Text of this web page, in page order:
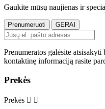
Gaukite mūsų naujienas ir
Prenumeratos galėsite
kontaktinę informaciją rasite
Prekės
Prekės  